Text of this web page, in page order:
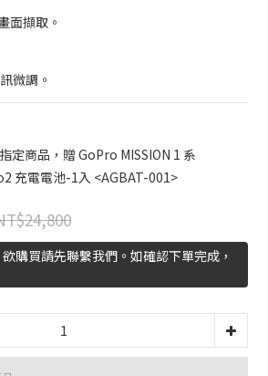
面擷取。
微調。
指定商品，贈 GoPro MISSION 1 系
充電電池-1入 <AGBAT-001>
購買請先聯繫我們。如確認下單完成，